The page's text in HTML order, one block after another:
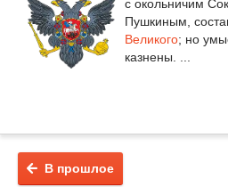
с окольничим
Пушкиным,
Великого; но
казнены. ...
В прошлое